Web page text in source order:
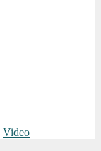
Video